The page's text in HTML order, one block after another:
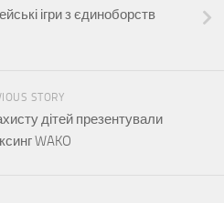
ігри з єдиноборств
STORY
дітей презентували
WAKO